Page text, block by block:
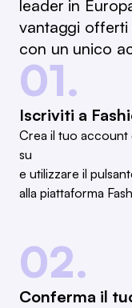
leader in
vantaggi
con un unico
01.
Iscriviti a
Crea il tuo account
su
e utilizzare il
alla piattaforma
02.
Conferma il